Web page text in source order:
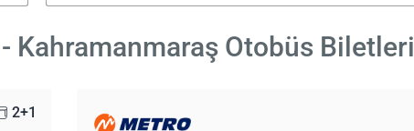
Kahramanmaraş Otobüs Biletleri
2+1